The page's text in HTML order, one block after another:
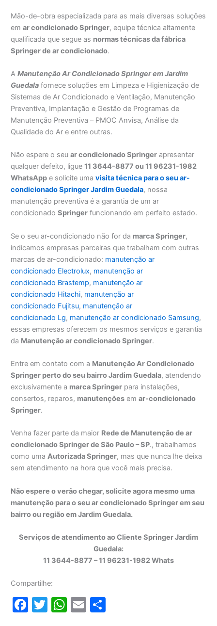
Mão-de-obra especializada para as mais diversas soluções
emar condicionado Springer, equipe técnica altamente
qualificada que segue as normas técnicas da fábrica
Springer de ar condicionado.
AManutenção Ar Condicionado Springer em Jardim
Guedala fornece soluções em Limpeza e Higienização de
Sistemas de Ar Condicionado e Ventilação, Manutenção
Preventiva, Implantação e Gestão de Programas de
Manutenção Preventiva – PMOC Anvisa, Análise da
Qualidade do Ar e entre outras.
Não espere o seuar condicionado Springer apresentar
qualquer defeito, ligue11 3644-8877 ou 11 96231-1982
WhatsApp e solicite umavisita técnica para o seu ar-
condicionado Springer Jardim Guedala, nossa
manutenção preventiva é a garantia de um ar
condicionadoSpringer funcionando em perfeito estado.
Se o seu ar-condicionado não for da marca Springer,
indicamos empresas parceiras que trabalham com outras
marcas de ar-condicionado: manutenção ar
condicionado Electrolux, manutenção ar
condicionado Brastemp, manutenção ar
condicionado Hitachi, manutenção ar
condicionado Fujitsu, manutenção ar
condicionado Lg, manutenção ar condicionado Samsung,
essas empresas oferecem os mesmos serviços e garantia
da Manutenção ar condicionado Springer.
Entre em contato com a Manutenção Ar Condicionado
Springer perto do seu bairro Jardim Guedala, atendendo
exclusivamente a marca Springer para instalações,
consertos, reparos, manutenções emar-condicionado
Springer.
Venha fazer parte da maior Rede de Manutenção de ar
condicionado Springer de São Paulo – SP., trabalhamos
como umaAutorizada Springer, mas que nunca lhe deixa
sem atendimento na hora que você mais precisa.
Não espere o verão chegar, solicite agora mesmo uma
manutenção para o seu ar condicionado Springer em seu
bairro ou região em Jardim Guedala.
Serviços de atendimento ao Cliente Springer Jardim
Guedala:
11 3644-8877 – 11 96231-1982 Whats
Compartilhe:
F
T
W E